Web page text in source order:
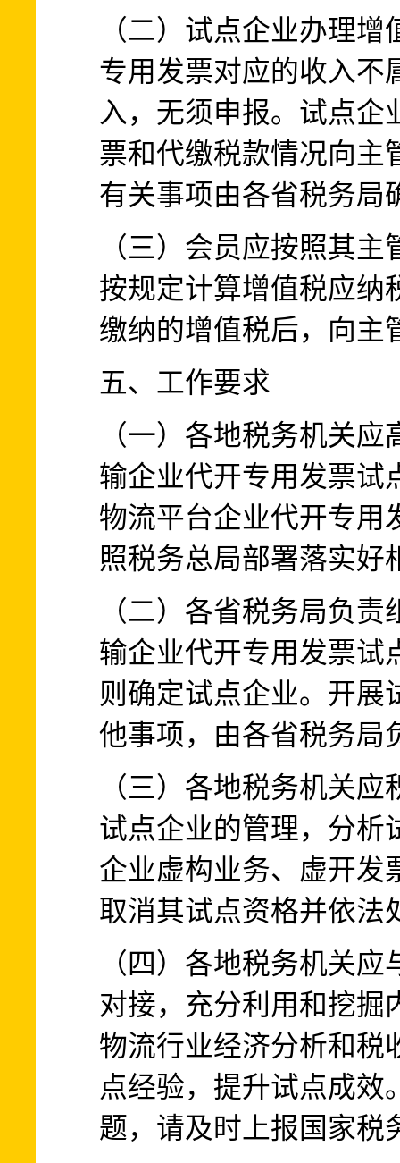
（二）试点企业办理
专用发票对应的收入不
入，无须申报。试点企
票和代缴税款情况向主
有关事项由各省税务局
（三）会员应按照其
按规定计算增值税应纳
缴纳的增值税后，向主
五、工作要求
（一）各地税务机关
输企业代开专用发票试
物流平台企业代开专用
照税务总局部署落实好
（二）各省税务局负
输企业代开专用发票试
则确定试点企业。开展
他事项，由各省税务局
（三）各地税务机关
试点企业的管理，分析
企业虚构业务、虚开发
取消其试点资格并依法
（四）各地税务机关
对接，充分利用和挖掘
物流行业经济分析和税
点经验，提升试点成效
题，请及时上报国家税